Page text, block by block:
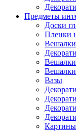
Предметы
Доски
Пленки
Вазы
Картины